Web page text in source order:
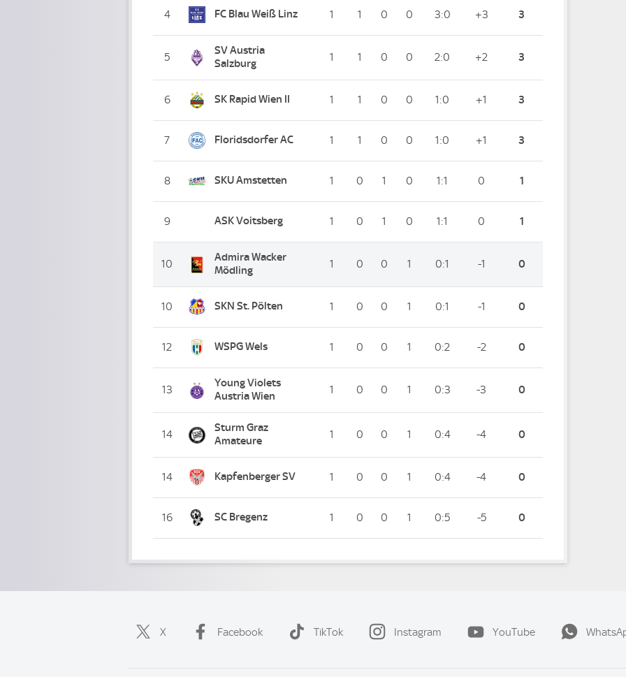
4 FC Blau Weiß Linz 1 1 0 0 3:0 +3 3
5
SV Austria
Salzburg
1 1 0 0 2:0 +2 3
6 SK Rapid Wien II 1 1 0 0 1:0 +1 3
7 Floridsdorfer AC 1 1 0 0 1:0 +1 3
8 SKU Amstetten 1 0 1 0 1:1 0 1
9 ASK Voitsberg 1 0 1 0 1:1 0 1
10
Admira Wacker
Mödling
1 0 0 1 0:1 -1 0
10 SKN St. Pölten 1 0 0 1 0:1 -1 0
12 WSPG Wels 1 0 0 1 0:2 -2 0
13
Young Violets
Austria Wien
1 0 0 1 0:3 -3 0
14
Sturm Graz
Amateure
1 0 0 1 0:4 -4 0
14 Kapfenberger SV 1 0 0 1 0:4 -4 0
16 SC Bregenz 1 0 0 1 0:5 -5 0
X Facebook TikTok Instagram YouTube